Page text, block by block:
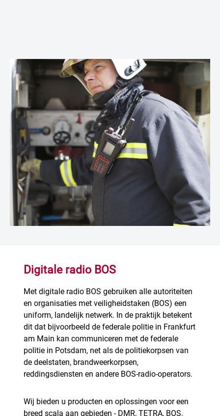
Digitale radio BOS
Met digitale radio BOS gebruiken alle autoriteiten
en organisaties met veiligheidstaken (BOS) een
uniform, landelijk netwerk. In de praktijk betekent
dit dat bijvoorbeeld de federale politie in Frankfurt
am Main kan communiceren met de federale
politie in Potsdam, net als de politiekorpsen van
de deelstaten, brandweerkorpsen,
reddingsdiensten en andere BOS-radio-operators.
Wij bieden u producten en oplossingen voor een
breed scala aan gebieden - DMR, TETRA, BOS.